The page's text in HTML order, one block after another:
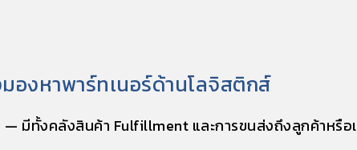
องหาพาร์ทเนอร์ด้านโลจิสติกส์
— มีทั้งคลังสินค้า Fulfillment และการขนส่งถึงลูกค้าหรือ